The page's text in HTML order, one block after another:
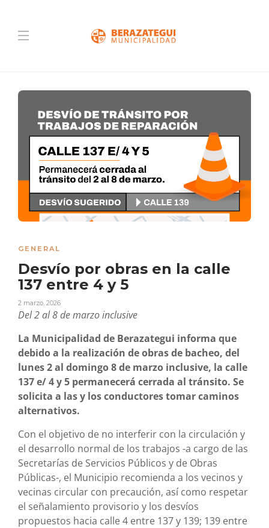
GENERAL
Desvío por obras en la calle
137 entre 4 y 5
2 marzo, 2026
Del 2 al 8 de marzo inclusive
La Municipalidad de Berazategui informa que
debido a la realización de obras de bacheo, del
lunes 2 al domingo 8 de marzo inclusive, la calle
137 e/ 4 y 5 permanecerá cerrada al tránsito. Se
solicita a las y los conductores tomar caminos
alternativos.
Con el objetivo de no interferir con la circulación y
el desarrollo normal de los trabajos -a cargo de las
Secretarías de Servicios Públicos y de Obras
Públicas-, el Municipio recomienda a los vecinos y
vecinas circular con precaución, así como respetar
el señalamiento provisorio y los desvíos
propuestos hacia calle 4 entre 137 y 139; 139 entre